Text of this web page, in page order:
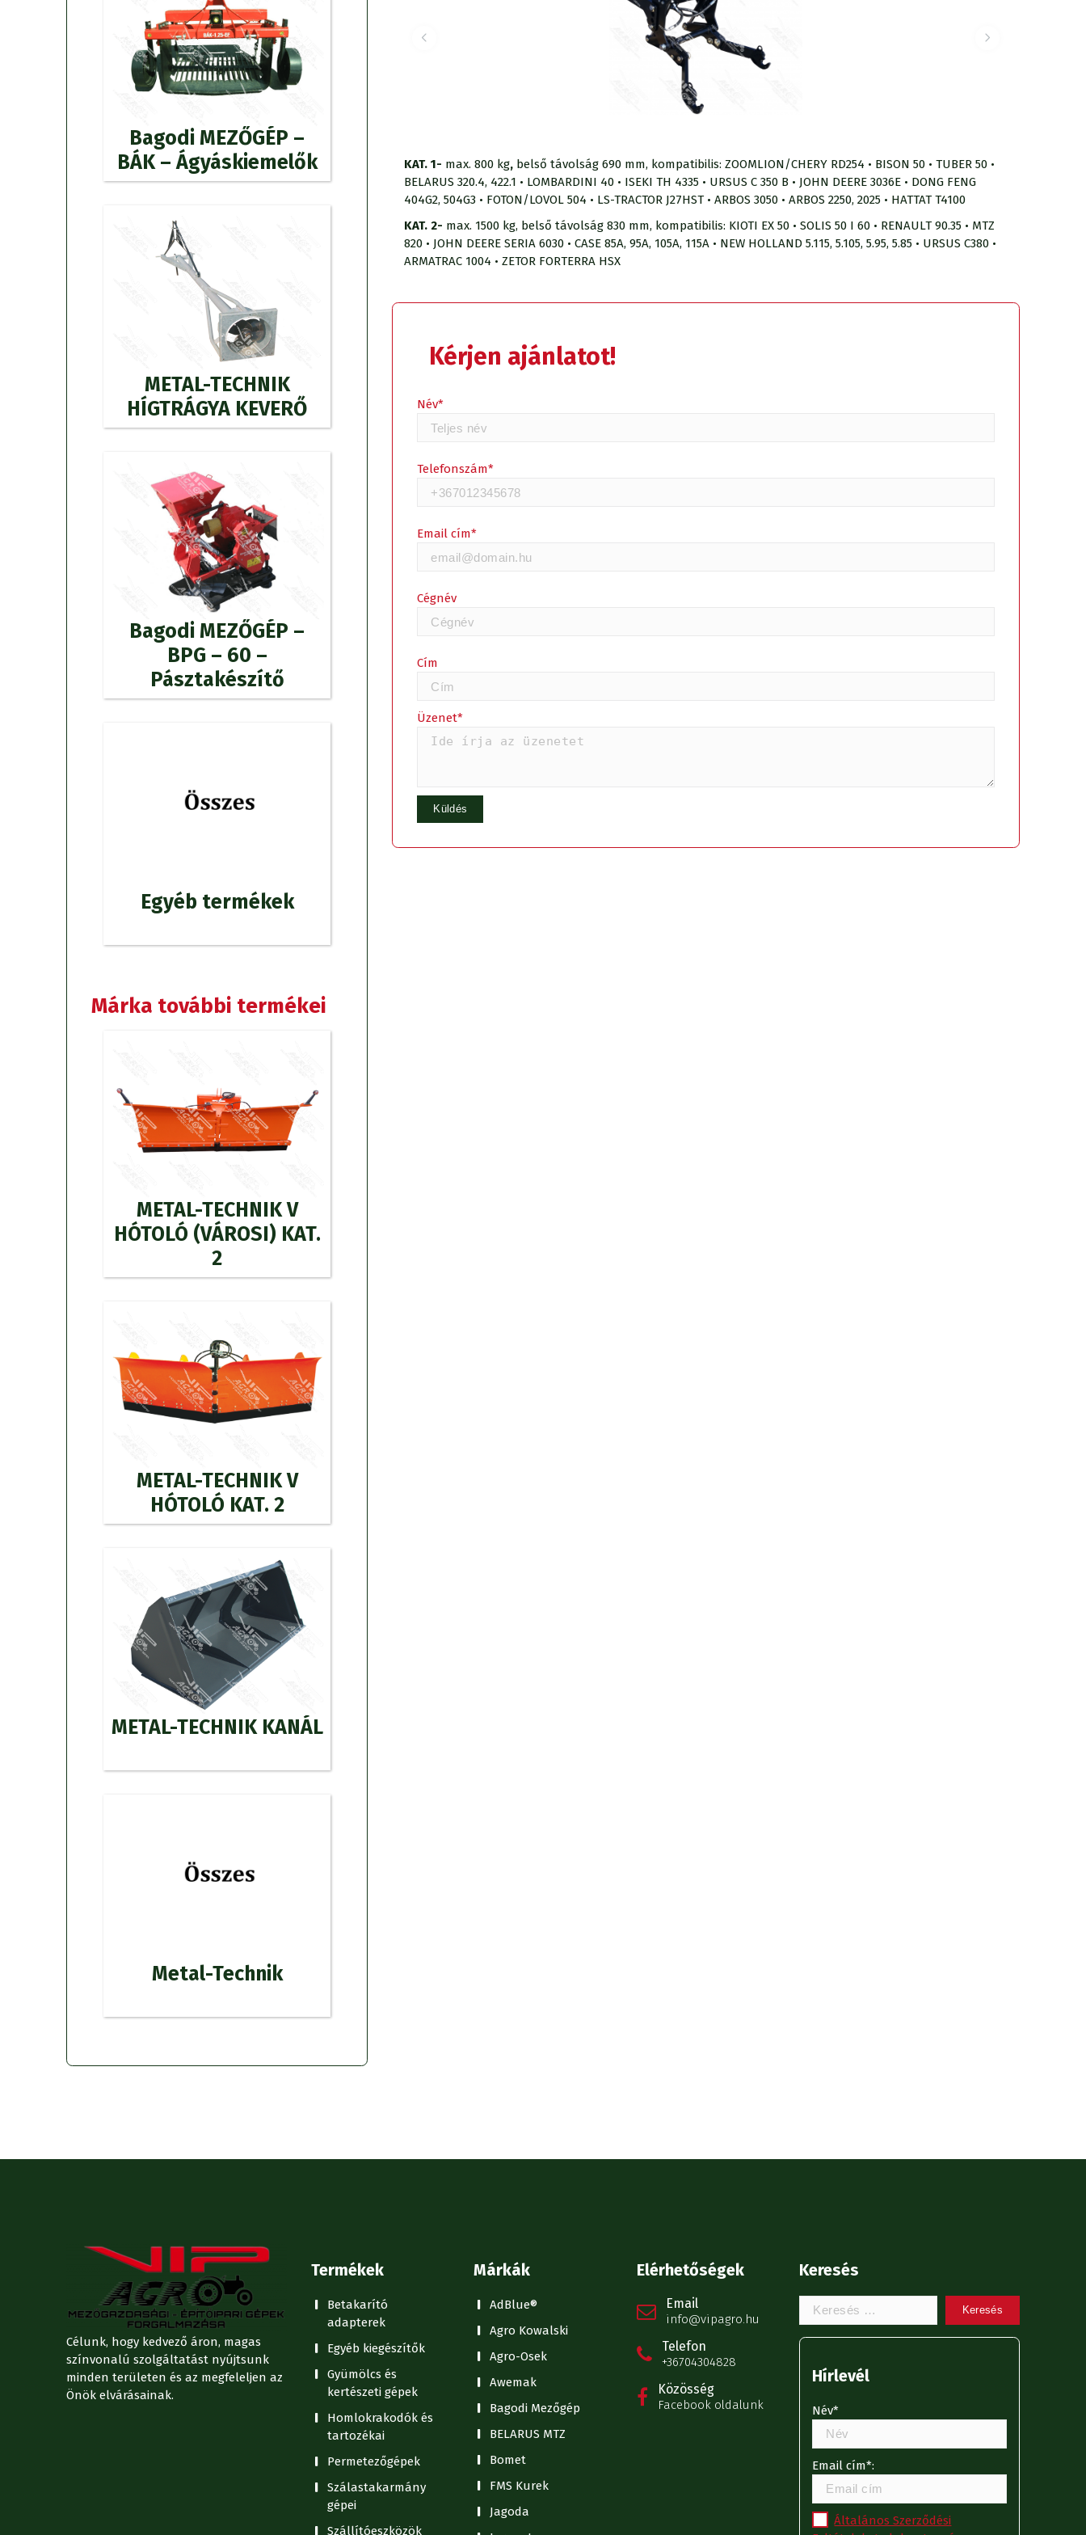
Bagodi MEZŐGÉP –
BÁK – Ágyáskiemelők
METAL-TECHNIK
HÍGTRÁGYA KEVERŐ
Bagodi MEZŐGÉP –
BPG – 60 –
Pásztakészítő
Egyéb termékek
Márka további termékei
METAL-TECHNIK V
HÓTOLÓ (VÁROSI) KAT.
2
METAL-TECHNIK V
HÓTOLÓ KAT. 2
METAL-TECHNIK KANÁL
Metal-Technik
KAT. 1- max. 800 kg, belső távolság 690 mm, kompatibilis: ZOOMLION/CHERY RD254 • BISON 50 • TUBER 50 •
BELARUS 320.4, 422.1 • LOMBARDINI 40 • ISEKI TH 4335 • URSUS C 350 B • JOHN DEERE 3036E • DONG FENG
404G2, 504G3 • FOTON/LOVOL 504 • LS-TRACTOR J27HST • ARBOS 3050 • ARBOS 2250, 2025 • HATTAT T4100
KAT. 2- max. 1500 kg, belső távolság 830 mm, kompatibilis: KIOTI EX 50 • SOLIS 50 I 60 • RENAULT 90.35 • MTZ
820 • JOHN DEERE SERIA 6030 • CASE 85A, 95A, 105A, 115A • NEW HOLLAND 5.115, 5.105, 5.95, 5.85 • URSUS C380 •
ARMATRAC 1004 • ZETOR FORTERRA HSX
Kérjen ajánlatot!
Név*
Telefonszám*
Email cím*
Cégnév
Cím
Üzenet*
Célunk, hogy kedvező áron, magas
színvonalú szolgáltatást nyújtsunk
minden területen és az megfeleljen az
Önök elvárásainak.
Termékek
Betakarító
adapterek
Egyéb kiegészítők
Gyümölcs és
kertészeti gépek
Homlokrakodók és
tartozékai
Permetezőgépek
Szálastakarmány
gépei
Szállítóeszközök
Márkák
AdBlue®
Agro Kowalski
Agro-Osek
Awemak
Bagodi Mezőgép
BELARUS MTZ
Bomet
FMS Kurek
Jagoda
Elérhetőségek
Email
info@vipagro.hu
Telefon
+36704304828
Közösség
Facebook oldalunk
Keresés
Keresem:
Hírlevél
Név*
Email cím*:
Általános Szerződési